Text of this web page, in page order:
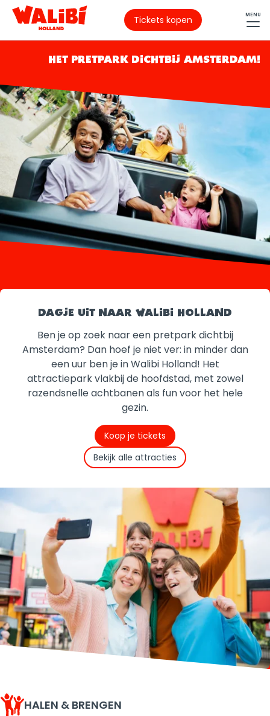
Tickets kopen MENU
HET PRETPARK DICHTBIJ AMSTERDAM!
DAGJE UIT NAAR WALIBI HOLLAND
Ben je op zoek naar een pretpark dichtbij
Amsterdam? Dan hoef je niet ver: in minder dan
een uur ben je in Walibi Holland! Het
attractiepark vlakbij de hoofdstad, met zowel
razendsnelle achtbanen als fun voor het hele
gezin.
Koop je tickets
Bekijk alle attracties
HALEN & BRENGEN